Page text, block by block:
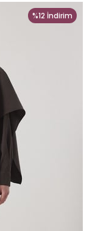
%12 İndirim